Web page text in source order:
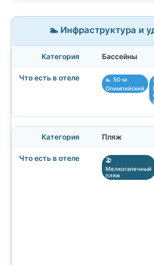
🏊 Инфраструктура и
Бассейны
🏊 50-м
Олимпийский
Пляж
🏖️
Мелкогалечный
пляж